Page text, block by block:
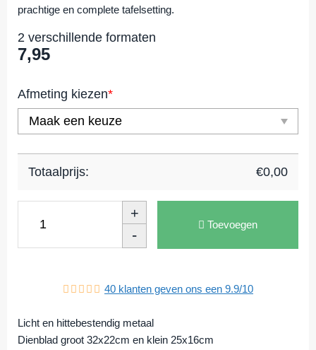
prachtige en complete tafelsetting.
2 verschillende formaten
7,95
Afmeting kiezen*
Totaalprijs: €0,00
+
-
Toevoegen
40 klanten geven ons een 9.9/10
Licht en hittebestendig metaal
Dienblad groot 32x22cm en klein 25x16cm